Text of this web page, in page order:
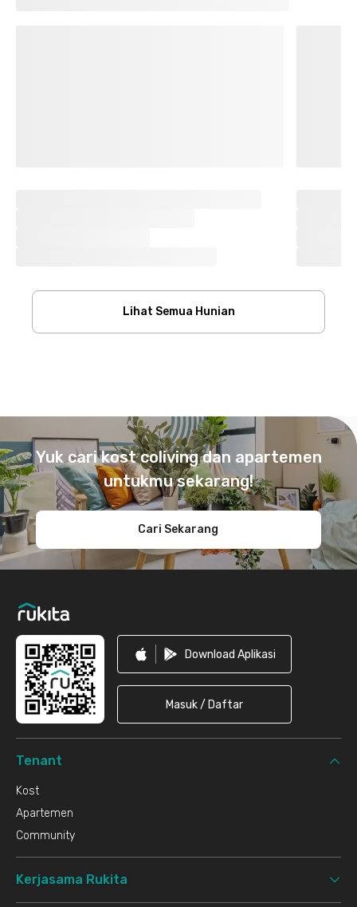
Lihat Semua Hunian
Yuk cari kost coliving dan apartemen
untukmu sekarang!
Cari Sekarang
Download Aplikasi
Masuk / Daftar
Tenant
Kost
Apartemen
Community
Kerjasama Rukita